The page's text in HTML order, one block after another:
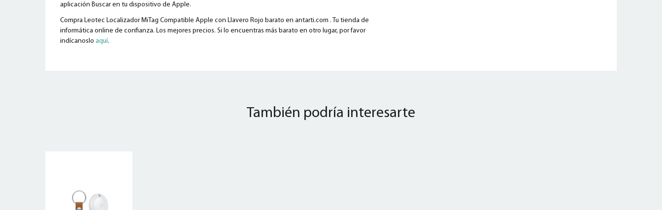
aplicación Buscar en tu dispositivo de Apple.
Compra Leotec Localizador MiTag Compatible Apple con Llavero Rojo barato en antarti.com . Tu tienda de
informática online de confianza. Los mejores precios. Si lo encuentras más barato en otro lugar, por favor
indícanoslo aquí.
También podría interesarte